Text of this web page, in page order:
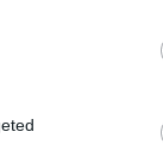
Pas zjarrit në
me dosje po